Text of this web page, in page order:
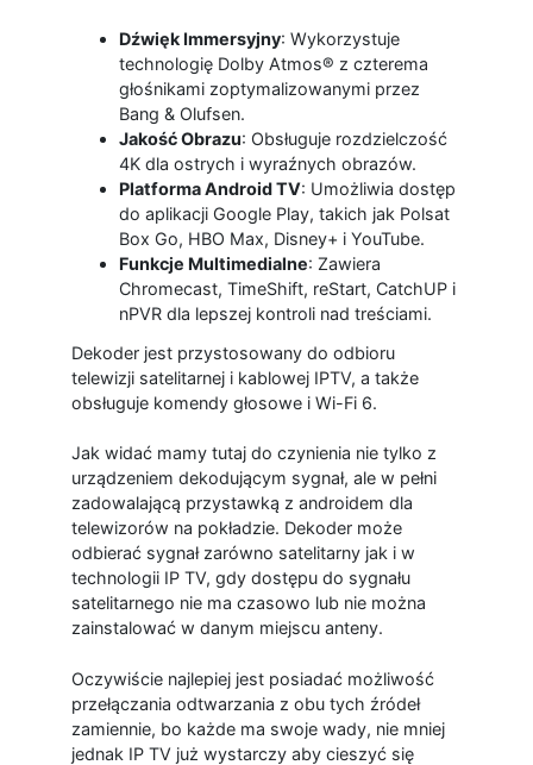
Dźwięk Immersyjny: Wykorzystuje
technologię Dolby Atmos® z czterema
głośnikami zoptymalizowanymi przez
Bang & Olufsen.
Jakość Obrazu: Obsługuje rozdzielczość
4K dla ostrych i wyraźnych obrazów.
Platforma Android TV: Umożliwia dostęp
do aplikacji Google Play, takich jak Polsat
Box Go, HBO Max, Disney+ i YouTube.
Funkcje Multimedialne: Zawiera
Chromecast, TimeShift, reStart, CatchUP i
nPVR dla lepszej kontroli nad treściami.
Dekoder jest przystosowany do odbioru
telewizji satelitarnej i kablowej IPTV, a także
obsługuje komendy głosowe i Wi-Fi 6.
Jak widać mamy tutaj do czynienia nie tylko z
urządzeniem dekodującym sygnał, ale w pełni
zadowalającą przystawką z androidem dla
telewizorów na pokładzie. Dekoder może
odbierać sygnał zarówno satelitarny jak i w
technologii IP TV, gdy dostępu do sygnału
satelitarnego nie ma czasowo lub nie można
zainstalować w danym miejscu anteny.
Oczywiście najlepiej jest posiadać możliwość
przełączania odtwarzania z obu tych źródeł
zamiennie, bo każde ma swoje wady, nie mniej
jednak IP TV już wystarczy aby cieszyć się